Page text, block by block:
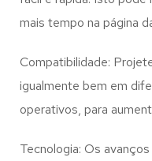
mais tempo na página
Compatibilidade:
igualmente bem em
operativos, para
Tecnologia: Os